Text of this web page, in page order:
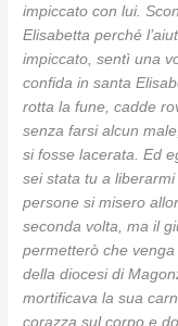
impiccato con lui.
Elisabetta perché
impiccato, sentì una
confida in santa
rotta la fune, cadde
senza farsi alcun
si fosse lacerata. Ed
sei stata tu a
persone si misero
seconda volta, ma il
permetterò che
della diocesi di
mortificava la sua
corazza sul corpo e